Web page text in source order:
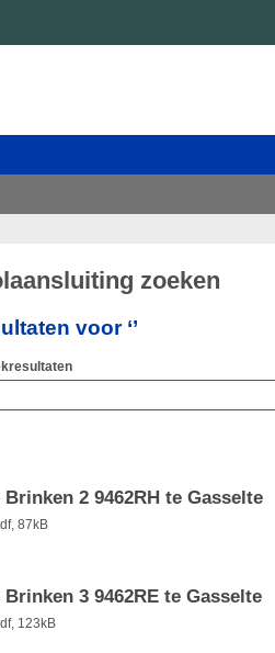
zoeken
voor ‘’
2 9462RH te Gasselte
, 87kB
3 9462RE te Gasselte
, 123kB